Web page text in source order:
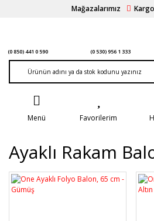
Mağazalarımız
(0 850) 441 0 590 (0 530) 956 1 333
Menü Favorilerim
Ayaklı Rakam